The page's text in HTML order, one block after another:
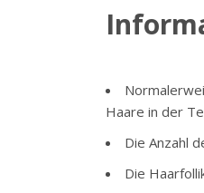
Haare in der
Die Anzahl
Die